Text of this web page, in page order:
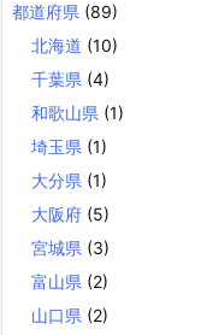
都道府県 (89)
北海道 (10)
千葉県 (4)
和歌山県 (1)
埼玉県 (1)
大分県 (1)
大阪府 (5)
宮城県 (3)
富山県 (2)
山口県 (2)